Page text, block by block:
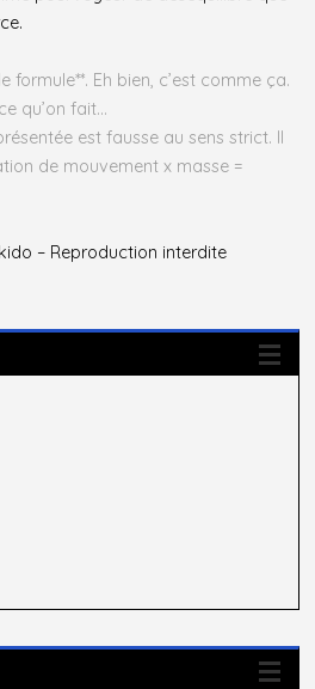
formule**. Eh bien, c’est comme ça.
qu’on fait…
est fausse au sens strict. Il
de mouvement x masse =
– Reproduction interdite